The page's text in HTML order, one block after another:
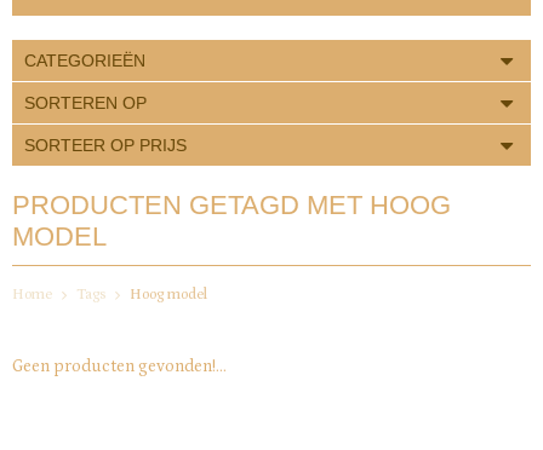
CATEGORIEËN
SORTEREN OP
SORTEER OP PRIJS
PRODUCTEN GETAGD MET HOOG
MODEL
Home Tags Hoog model
Geen producten gevonden!...